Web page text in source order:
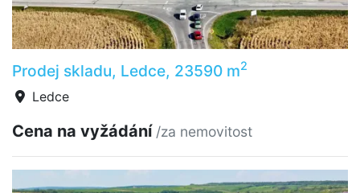
Prodej skladu, Ledce, 23590 m2
Ledce
Cena na vyžádání /za nemovitost